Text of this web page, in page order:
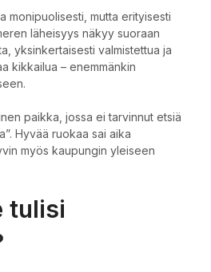
monipuolisesti, mutta erityisesti
läheisyys näkyy suoraan
yksinkertaisesti valmistettua ja
kikkailua – enemmänkin
paikka, jossa ei tarvinnut etsiä
Hyvää ruokaa sai aika
myös kaupungin yleiseen
tulisi